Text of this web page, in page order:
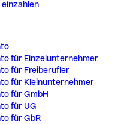
für Einzelunternehmer
für Freiberufler
für Kleinunternehmer
für GmbH
für UG
für GbR